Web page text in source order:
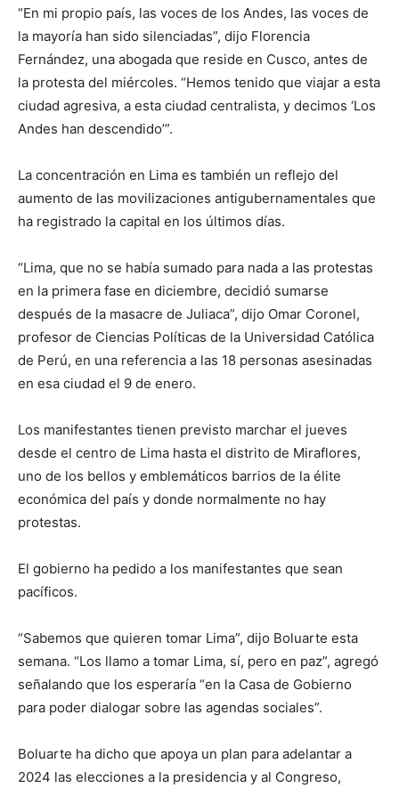
“En mi propio país, las voces de los Andes, las voces de
la mayoría han sido silenciadas”, dijo Florencia
Fernández, una abogada que reside en Cusco, antes de
la protesta del miércoles. “Hemos tenido que viajar a esta
ciudad agresiva, a esta ciudad centralista, y decimos ‘Los
Andes han descendido’”.
La concentración en Lima es también un reflejo del
aumento de las movilizaciones antigubernamentales que
ha registrado la capital en los últimos días.
“Lima, que no se había sumado para nada a las protestas
en la primera fase en diciembre, decidió sumarse
después de la masacre de Juliaca”, dijo Omar Coronel,
profesor de Ciencias Políticas de la Universidad Católica
de Perú, en una referencia a las 18 personas asesinadas
en esa ciudad el 9 de enero.
Los manifestantes tienen previsto marchar el jueves
desde el centro de Lima hasta el distrito de Miraflores,
uno de los bellos y emblemáticos barrios de la élite
económica del país y donde normalmente no hay
protestas.
El gobierno ha pedido a los manifestantes que sean
pacíficos.
“Sabemos que quieren tomar Lima”, dijo Boluarte esta
semana. “Los llamo a tomar Lima, sí, pero en paz”, agregó
señalando que los esperaría “en la Casa de Gobierno
para poder dialogar sobre las agendas sociales”.
Boluarte ha dicho que apoya un plan para adelantar a
2024 las elecciones a la presidencia y al Congreso,